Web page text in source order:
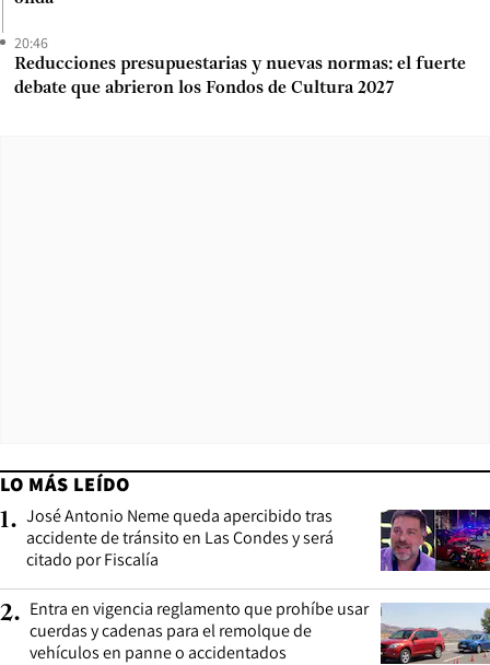
20:46
Reducciones presupuestarias y nuevas normas: el fuerte
debate que abrieron los Fondos de Cultura 2027
LO MÁS LEÍDO
1. José Antonio Neme queda apercibido tras
accidente de tránsito en Las Condes y será
citado por Fiscalía
2. Entra en vigencia reglamento que prohíbe usar
cuerdas y cadenas para el remolque de
vehículos en panne o accidentados